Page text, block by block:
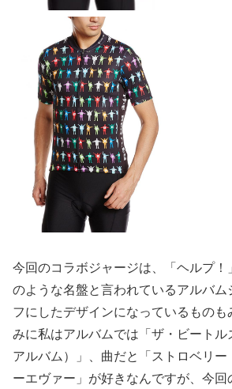
今回のコラボジャージは、「ヘルプ！
のような名盤と言われているアルバ
フにしたデザインになっているもの
みに私はアルバムでは「ザ・ビートル
アルバム）」、曲だと「ストロベリ
ーエヴァー」が好きなんですが、今回